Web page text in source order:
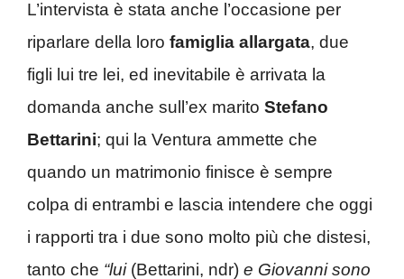
L’intervista è stata anche l’occasione per
riparlare della loro famiglia allargata, due
figli lui tre lei, ed inevitabile è arrivata la
domanda anche sull’ex marito Stefano
Bettarini; qui la Ventura ammette che
quando un matrimonio finisce è sempre
colpa di entrambi e lascia intendere che oggi
i rapporti tra i due sono molto più che distesi,
tanto che “lui(Bettarini, ndr) e Giovanni sono